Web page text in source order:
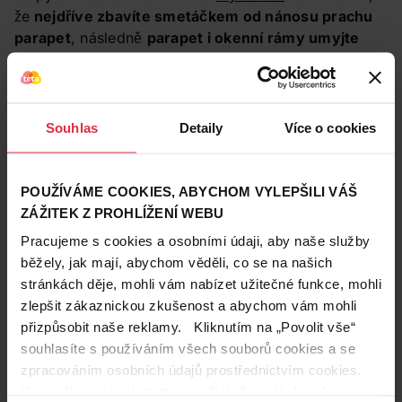
Souhlas Detaily Více o cookies
POUŽÍVÁME COOKIES, ABYCHOM VYLEPŠILI VÁŠ
ZÁŽITEK Z PROHLÍŽENÍ WEBU
Pracujeme s cookies a osobními údaji, aby naše služby
běžely, jak mají, abychom věděli, co se na našich
stránkách děje, mohli vám nabízet užitečné funkce, mohli
zlepšit zákaznickou zkušenost a abychom vám mohli
přizpůsobit naše reklamy. Kliknutím na „Povolit vše“
souhlasíte s používáním všech souborů cookies a se
zpracováním osobních údajů prostřednictvím cookies.
že nejdříve zbavíte smetáčkem od nánosu prachu
parapet, následně parapet i okenní rámy umyjte
Sáhněte po čisticím prostředku s alkoholem, okna
& Glass Lemon čistič tvrdých povrchů
(koupit v e-
hadříkVileda Actifibre Hadřík na okna (koupit v e-
shopu).Vyperte závěsy a záclony
otřít zaprášené žaluzie.